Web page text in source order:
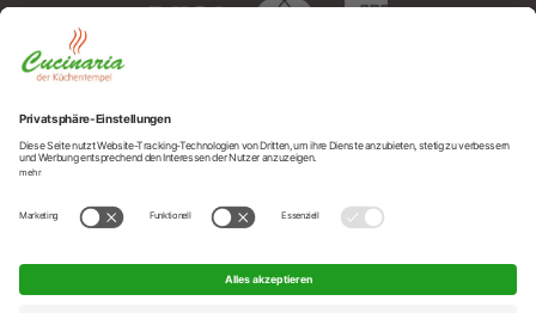
Sicherheit